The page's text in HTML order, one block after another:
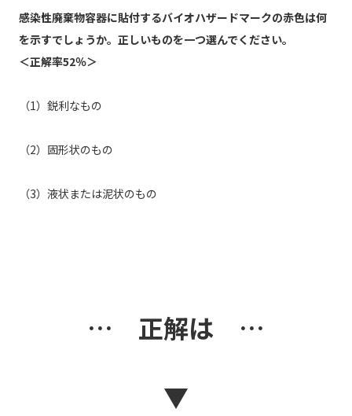
感染性廃棄物容器に貼付するバイオハザードマークの赤色は何
を示すでしょうか。正しいものを一つ選んでください。
＜正解率52％＞
（1）鋭利なもの
（2）固形状のもの
（3）液状または泥状のもの
… 正解は …
▼